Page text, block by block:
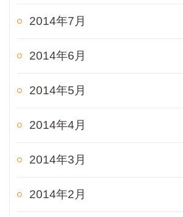
2014年7月
2014年6月
2014年5月
2014年4月
2014年3月
2014年2月